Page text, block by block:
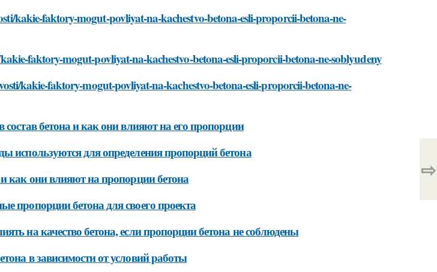
kakie-faktory-mogut-povliyat-na-kachestvo-betona-esli-proporcii-betona-ne-
faktory-mogut-povliyat-na-kachestvo-betona-esli-proporcii-betona-ne-soblyudeny
kakie-faktory-mogut-povliyat-na-kachestvo-betona-esli-proporcii-betona-ne-
бетона и как они влияют на его пропорции
используются для определения пропорций бетона
как они влияют на пропорции бетона
пропорции бетона для своего проекта
на качество бетона, если пропорции бетона не соблюдены
в зависимости от условий работы
⇨